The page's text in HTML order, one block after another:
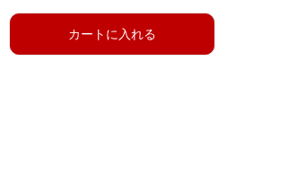
カートに入れる